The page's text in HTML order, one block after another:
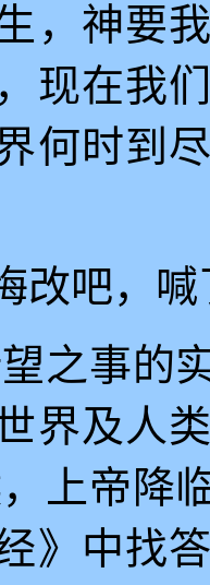
，神要
现在我
何时到
改吧，
之事的
界及人
上帝降
》中找